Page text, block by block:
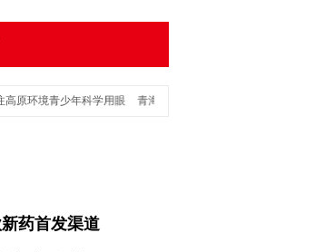
青少年科学用眼 青海玉树高原青少年眼健康守护倡议发布
药首发渠道